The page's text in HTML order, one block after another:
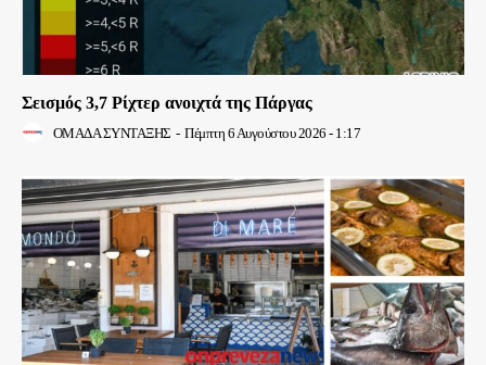
Σεισμός 3,7 Ρίχτερ ανοιχτά της Πάργας
ΟΜΑΔΑ ΣΥΝΤΑΞΗΣ - Πέμπτη 6 Αυγούστου 2026 - 1:17